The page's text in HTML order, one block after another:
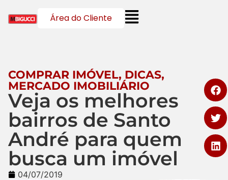
Área do Cliente
COMPRAR IMÓVEL, DICAS,
MERCADO IMOBILIÁRIO
Veja os melhores
bairros de Santo
André para quem
busca um imóvel
04/07/2019